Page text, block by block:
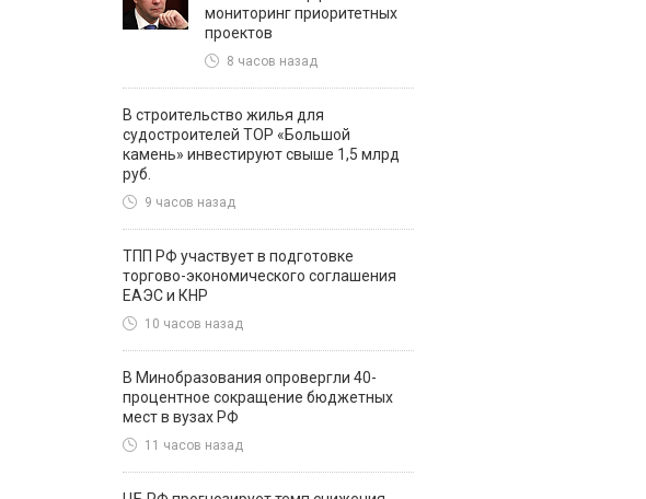
мониторинг приоритетных
проектов
8 часов назад
В строительство жилья для
судостроителей ТОР «Большой
камень» инвестируют свыше 1,5 млрд
руб.
9 часов назад
ТПП РФ участвует в подготовке
торгово-экономического соглашения
ЕАЭС и КНР
10 часов назад
В Минобразования опровергли 40-
процентное сокращение бюджетных
мест в вузах РФ
11 часов назад